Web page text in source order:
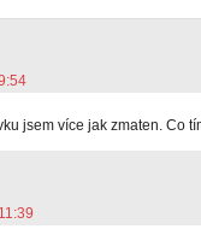
jsem více jak zmaten. Co